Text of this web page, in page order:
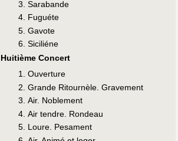
Sarabande
Fuguéte
Gavote
Siciliéne
Huitième Concert
Ouverture
Grande Ritournèle. Gravement
Air. Noblement
Air tendre. Rondeau
Loure. Pesament